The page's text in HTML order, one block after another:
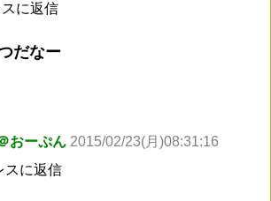
に返信
だなー
おーぷん 2015/02/23(月)08:31:16
に返信